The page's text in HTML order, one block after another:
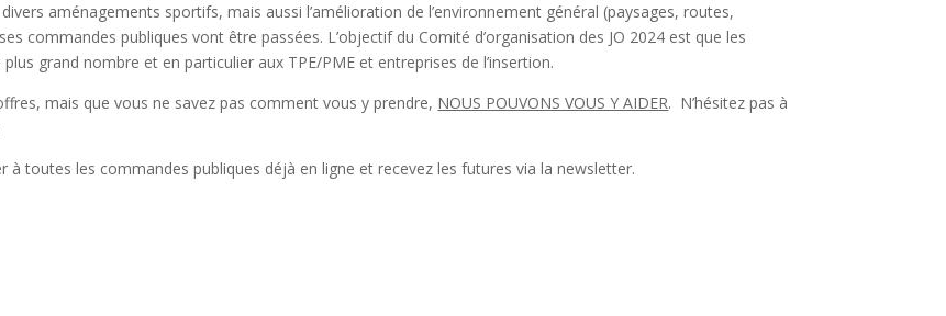
aménagements sportifs, mais aussi l’amélioration de l’environnement général (paysages, routes,
commandes publiques vont être passées. L’objectif du Comité d’organisation des JO 2024 est que les
grand nombre et en particulier aux TPE/PME et entreprises de l’insertion.
mais que vous ne savez pas comment vous y prendre, NOUS POUVONS VOUS Y AIDER. N’hésitez pas à
à toutes les commandes publiques déjà en ligne et recevez les futures via la newsletter.